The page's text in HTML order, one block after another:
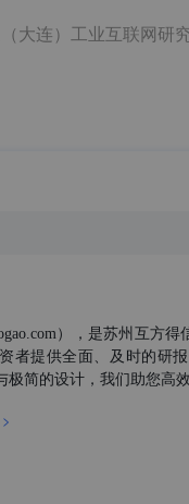
（大连）工业互联网研究
全球数字经济发
】制造业数字化转型
低空60系列（二十
信研究院】 企业数字
），是苏州互方
者提供全面、及时的研
极简的设计，我们助您高